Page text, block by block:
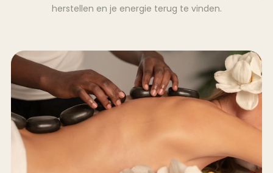
herstellen en je energie terug te vinden.